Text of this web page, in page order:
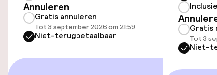
Eet- en drinkgelegenheden
Bar
Annuleren
Gratis annuleren
Tot 3 september 2026 om 21:59
Niet-terugbetaalbaar
Gratis
Tot 3
Niet-